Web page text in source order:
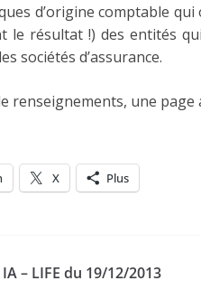
d’origine comptable
le résultat !) des entités
sociétés d’assurance.
renseignements, une page
X Plus
– LIFE du 19/12/2013